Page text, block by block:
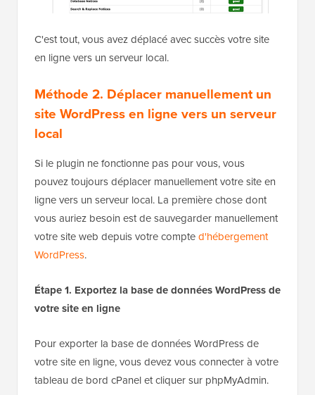
C'est tout, vous avez déplacé avec succès votre site
en ligne vers un serveur local.
Méthode 2. Déplacer manuellement un
site WordPress en ligne vers un serveur
local
Si le plugin ne fonctionne pas pour vous, vous
pouvez toujours déplacer manuellement votre site en
ligne vers un serveur local. La première chose dont
vous auriez besoin est de sauvegarder manuellement
votre site web depuis votre compted'hébergement
WordPress.
Étape 1. Exportez la base de données WordPress de
votre site en ligne
Pour exporter la base de données WordPress de
votre site en ligne, vous devez vous connecter à votre
tableau de bord cPanel et cliquer sur phpMyAdmin.